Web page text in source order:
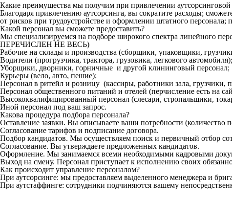
Какие преимущества мы получим при привлечении
Благодаря привлечению аутсорсинга, вы сократите расходы;
от рисков при трудоустройстве и оформлении штатного
Какой персонал вы сможете предоставить?
Мы специализируемся на подборе широкого спектра
ПЕРЕЧИСЛЕН НЕ ВЕСЬ)
Рабочие на склады и производства (сборщики, упаковщики,
Водители (прогрузчика, трактора, грузовика, легкового автомобиля);
Уборщики, дворники, горничные и другой клининговый персонал;
Курьеры (вело, авто, пешие);
Персонал в ритейл и розницу (кассиры, работники зала, грузчики,
Персонал общественного питаний и отелей (перчисление есть на
Высококвалифицированный персонал (слесари, стропальщики,
Иной персонал под ваш запрос.
Какова процедура подбора персонала?
Оставление заявки. Вы описываете ваши потребности (количество
Согласование тарифов и подписание договора.
Подбор кандидатов. Мы осуществляем поиск и первичный отбор
Согласование. Вы утверждаете предложенных кандидатов.
Оформление. Мы занимаемся всеми необходимыми кадровыми
Выход на смену. Персонал приступает к исполнению своих
Как происходит управление персоналом?
При аутсорсинге: мы предоставляем выделенного менеджера и
При аутстаффинге: сотрудники подчиняются вашему